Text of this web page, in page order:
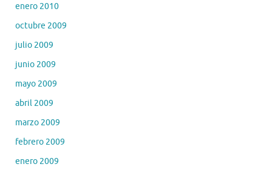
enero 2010
octubre 2009
julio 2009
junio 2009
mayo 2009
abril 2009
marzo 2009
febrero 2009
enero 2009